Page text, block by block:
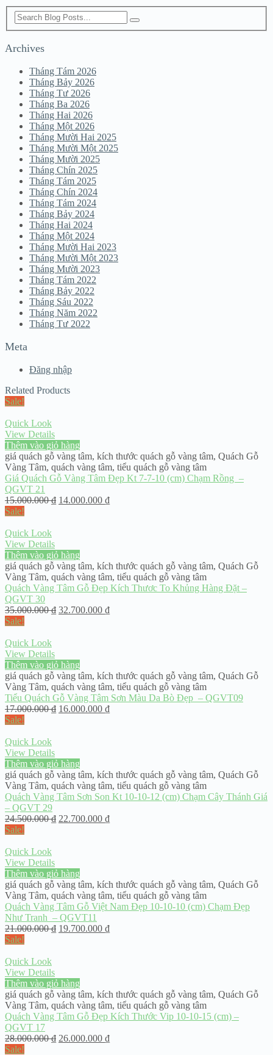
Archives
Tháng Tám 2026
Tháng Bảy 2026
Tháng Tư 2026
Tháng Ba 2026
Tháng Hai 2026
Tháng Một 2026
Tháng Mười Hai 2025
Tháng Mười Một 2025
Tháng Mười 2025
Tháng Chín 2025
Tháng Tám 2025
Tháng Chín 2024
Tháng Tám 2024
Tháng Bảy 2024
Tháng Hai 2024
Tháng Một 2024
Tháng Mười Hai 2023
Tháng Mười Một 2023
Tháng Mười 2023
Tháng Tám 2022
Tháng Bảy 2022
Tháng Sáu 2022
Tháng Năm 2022
Tháng Tư 2022
Meta
Đăng nhập
Related Products
Sale!
Quick Look
View Details
Thêm vào giỏ hàng
giá quách gỗ vàng tâm, kích thước quách gỗ vàng tâm, Quách Gỗ
Vàng Tâm, quách vàng tâm, tiểu quách gỗ vàng tâm
Giá Quách Gỗ Vàng Tâm Đẹp Kt 7-7-10 (cm) Chạm Rồng –
QGVT 21
15.000.000₫ 14.000.000 ₫
Sale!
Quick Look
View Details
Thêm vào giỏ hàng
giá quách gỗ vàng tâm, kích thước quách gỗ vàng tâm, Quách Gỗ
Vàng Tâm, quách vàng tâm, tiểu quách gỗ vàng tâm
Quách Vàng Tâm Gỗ Đẹp Kích Thươc To Khủng Hàng Đặt –
QGVT 30
35.000.000₫ 32.700.000 ₫
Sale!
Quick Look
View Details
Thêm vào giỏ hàng
giá quách gỗ vàng tâm, kích thước quách gỗ vàng tâm, Quách Gỗ
Vàng Tâm, quách vàng tâm, tiểu quách gỗ vàng tâm
Tiểu Quách Gỗ Vàng Tâm Sơn Màu Da Bò Đẹp – QGVT09
17.000.000₫ 16.000.000 ₫
Sale!
Quick Look
View Details
Thêm vào giỏ hàng
giá quách gỗ vàng tâm, kích thước quách gỗ vàng tâm, Quách Gỗ
Vàng Tâm, quách vàng tâm, tiểu quách gỗ vàng tâm
Quách Vàng Tâm Sơn Son Kt 10-10-12 (cm) Chạm Cây Thánh Giá
– QGVT 29
24.500.000₫ 22.700.000 ₫
Sale!
Quick Look
View Details
Thêm vào giỏ hàng
giá quách gỗ vàng tâm, kích thước quách gỗ vàng tâm, Quách Gỗ
Vàng Tâm, quách vàng tâm, tiểu quách gỗ vàng tâm
Quách Vàng Tâm Gỗ Việt Nam Đẹp 10-10-10 (cm) Chạm Đẹp
Như Tranh – QGVT11
21.000.000₫ 19.700.000 ₫
Sale!
Quick Look
View Details
Thêm vào giỏ hàng
giá quách gỗ vàng tâm, kích thước quách gỗ vàng tâm, Quách Gỗ
Vàng Tâm, quách vàng tâm, tiểu quách gỗ vàng tâm
Quách Vàng Tâm Gỗ Đẹp Kích Thước Vip 10-10-15 (cm) –
QGVT 17
28.000.000₫ 26.000.000 ₫
Sale!